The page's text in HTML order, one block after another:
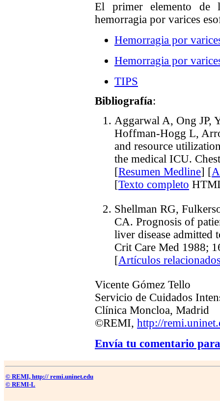
El primer elemento de
hemorragia por varices
Hemorragia por
Hemorragia por
TIPS
Bibliografía:
Aggarwal A, Ong JP,
Hoffman-Hogg L,
and resource
the medical ICU.
[Resumen Medline] [
[Texto completo
Shellman RG,
CA. Prognosis of
liver disease admitted
Crit Care Med 1988;
[Artículos
Vicente Gómez Tello
Servicio de Cuidados
Clínica Moncloa, Madrid
©REMI, http://
Envía tu comentario
© REMI, http:// remi.uninet.edu
© REMI-L